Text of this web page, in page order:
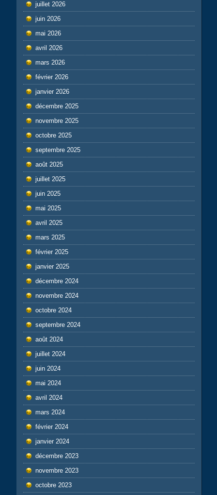
juillet 2026
juin 2026
mai 2026
avril 2026
mars 2026
février 2026
janvier 2026
décembre 2025
novembre 2025
octobre 2025
septembre 2025
août 2025
juillet 2025
juin 2025
mai 2025
avril 2025
mars 2025
février 2025
janvier 2025
décembre 2024
novembre 2024
octobre 2024
septembre 2024
août 2024
juillet 2024
juin 2024
mai 2024
avril 2024
mars 2024
février 2024
janvier 2024
décembre 2023
novembre 2023
octobre 2023